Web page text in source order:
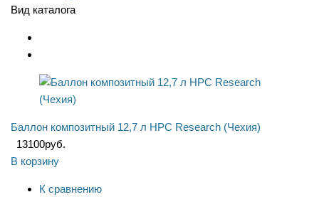
Вид каталога
Баллон композитный 12,7 л HPC Research (Чехия)
13100руб.
В корзину
К сравнению